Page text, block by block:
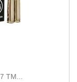
TM...